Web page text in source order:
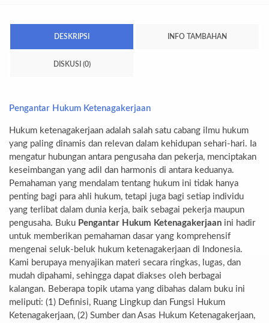
DESKRIPSI INFO TAMBAHAN
DISKUSI (0)
Pengantar Hukum Ketenagakerjaan
Hukum ketenagakerjaan adalah salah satu cabang ilmu hukum
yang paling dinamis dan relevan dalam kehidupan sehari-hari. Ia
mengatur hubungan antara pengusaha dan pekerja, menciptakan
keseimbangan yang adil dan harmonis di antara keduanya.
Pemahaman yang mendalam tentang hukum ini tidak hanya
penting bagi para ahli hukum, tetapi juga bagi setiap individu
yang terlibat dalam dunia kerja, baik sebagai pekerja maupun
pengusaha. Buku Pengantar Hukum Ketenagakerjaan ini hadir
untuk memberikan pemahaman dasar yang komprehensif
mengenai seluk-beluk hukum ketenagakerjaan di Indonesia.
Kami berupaya menyajikan materi secara ringkas, lugas, dan
mudah dipahami, sehingga dapat diakses oleh berbagai
kalangan. Beberapa topik utama yang dibahas dalam buku ini
meliputi: (1) Definisi, Ruang Lingkup dan Fungsi Hukum
Ketenagakerjaan, (2) Sumber dan Asas Hukum Ketenagakerjaan,